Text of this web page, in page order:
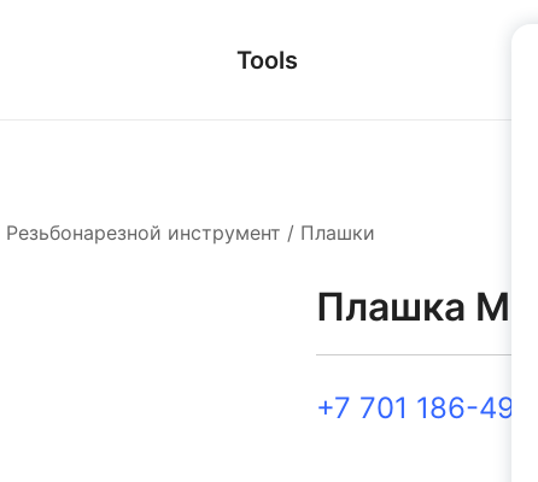
Tools
Резьбонарезной инструмент / Плашки
Плашка
+7 701 186-49-